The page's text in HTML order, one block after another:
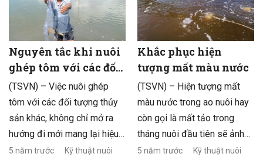
Nguyên tắc khi nuôi
ghép tôm với các đối
tượng khác
(TSVN) – Việc nuôi ghép
tôm với các đối tượng thủy
sản khác, không chỉ mở ra
hướng đi mới mang lại hiệu
quả kinh tế mà còn giúp cải
5 năm trước
Kỹ thuật nuôi
Khắc phục hiện
tượng mất màu nước
(TSVN) – Hiện tượng mất
màu nước trong ao nuôi hay
còn gọi là mất tảo trong
tháng nuôi đầu tiên sẽ ảnh
hưởng xấu đến sức khỏe
5 năm trước
Kỹ thuật nuôi